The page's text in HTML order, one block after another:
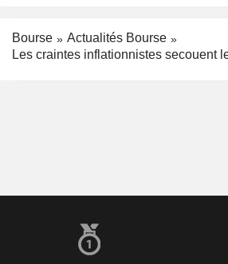
Bourse
Actualités Bourse
Les craintes inflationnistes secouent